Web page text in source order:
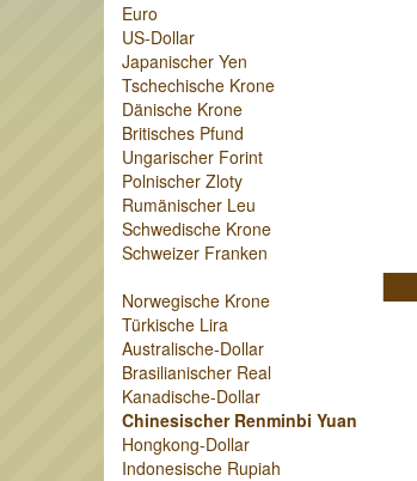
Euro
US-Dollar
Japanischer Yen
Tschechische Krone
Dänische Krone
Britisches Pfund
Ungarischer Forint
Polnischer Zloty
Rumänischer Leu
Schwedische Krone
Schweizer Franken
Norwegische Krone
Türkische Lira
Australische-Dollar
Brasilianischer Real
Kanadische-Dollar
Chinesischer Renminbi Yuan
Hongkong-Dollar
Indonesische Rupiah